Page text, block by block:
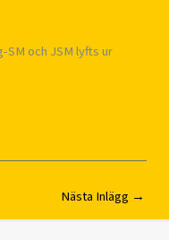
SM och JSM lyfts ur
Nästa Inlägg →